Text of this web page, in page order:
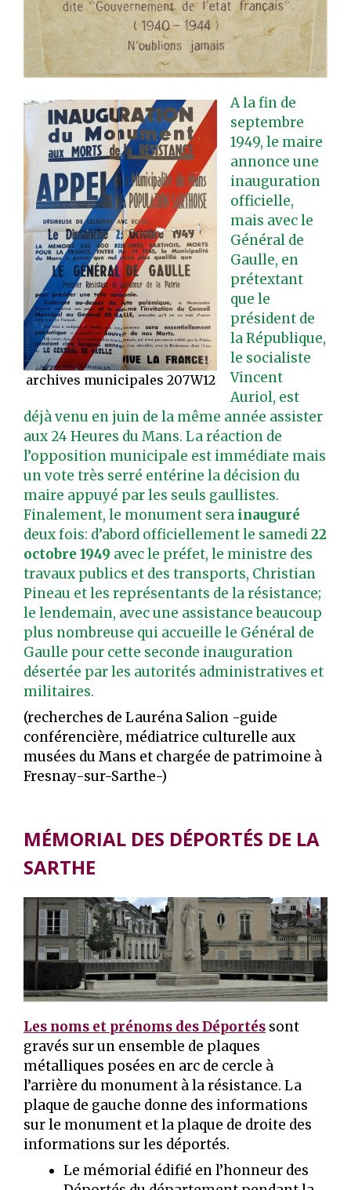
archives municipales 207W12
A la fin de
septembre
1949, le maire
annonce une
inauguration
officielle,
mais avec le
Général de
Gaulle, en
prétextant
que le
président de
la République,
le socialiste
Vincent
Auriol, est
déjà venu en juin de la même année assister
aux 24 Heures du Mans. La réaction de
l’opposition municipale est immédiate mais
un vote très serré entérine la décision du
maire appuyé par les seuls gaullistes.
Finalement, le monument sera inauguré
deux fois: d’abord officiellement le samedi22
octobre 1949 avec le préfet, le ministre des
travaux publics et des transports, Christian
Pineau et les représentants de la résistance;
le lendemain, avec une assistance beaucoup
plus nombreuse qui accueille le Général de
Gaulle pour cette seconde inauguration
désertée par les autorités administratives et
militaires.
(recherches de Lauréna Salion -guide
conférencière, médiatrice culturelle aux
musées du Mans et chargée de patrimoine à
Fresnay-sur-Sarthe-)
MÉMORIAL DES DÉPORTÉS DE LA
SARTHE
Les noms et prénoms des Déportés sont
gravés sur un ensemble de plaques
métalliques posées en arc de cercle à
l’arrière du monument à la résistance. La
plaque de gauche donne des informations
sur le monument et la plaque de droite des
informations sur les déportés.
Le mémorial édifié en l’honneur des